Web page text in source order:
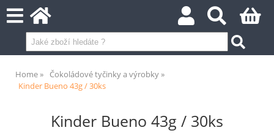
Home
Čokoládové tyčinky a výrobky
Kinder Bueno 43g / 30ks
Kinder Bueno 43g / 30ks